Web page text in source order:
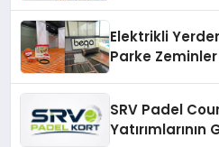
Elektrikli
Parke
SRV Padel
Yatırımlarının